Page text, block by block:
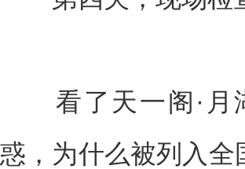
看了天一阁·月
惑，为什么被列入